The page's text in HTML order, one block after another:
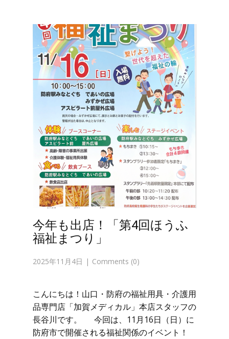
今年も出店！「第4回ほうふ
福祉まつり」
2025年11月4日 Comments (0)
こんにちは！山口・防府の福祉用具・介護用
品専門店「加賀メディカル」本店スタッフの
長谷川です。 今回は、11月16日（日）に
防府市で開催される福祉関係のイベント！